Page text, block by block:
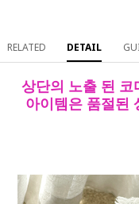
RELATED DETAIL
상단의 노출 된 코
아이템은 품절된